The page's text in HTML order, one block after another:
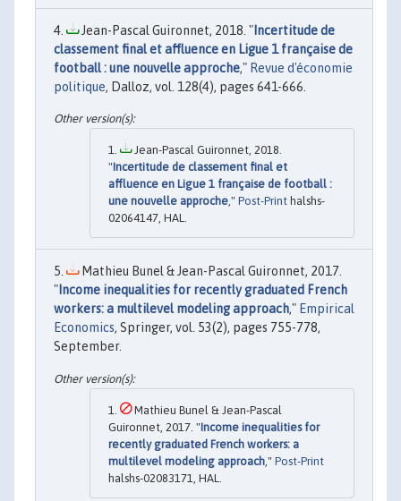
Jean-Pascal Guironnet, 2018. " Incertitude de
classement final et affluence en Ligue 1 française de
football : une nouvelle approche," Revue d'économie
politique, Dalloz, vol. 128(4), pages 641-666.
Jean-Pascal Guironnet, 2018.
"Incertitude de classement final et
affluence en Ligue 1 française de football :
une nouvelle approche," Post-Print halshs-
02064147, HAL.
Mathieu Bunel & Jean-Pascal Guironnet, 2017.
"Income inequalities for recently graduated French
workers: a multilevel modeling approach," Empirical
Economics, Springer, vol. 53(2), pages 755-778,
September.
Mathieu Bunel & Jean-Pascal
Guironnet, 2017. "Income inequalities for
recently graduated French workers: a
multilevel modeling approach ," Post-Print
halshs-02083171, HAL.